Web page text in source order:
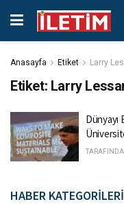
Anasayfa Etiket Larry
Etiket: Larry
HABER KATEGORİLERİ